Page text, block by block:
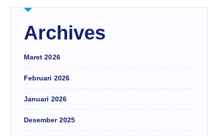
Archives
Maret 2026
Februari 2026
Januari 2026
Desember 2025